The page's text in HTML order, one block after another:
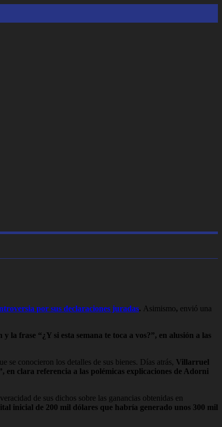
por sus declaraciones juradas. Asimismo, envió una
frase “¿Y si esta semana te toca a vos?”, en alusión a las
se conocieron los detalles de sus bienes. Días atrás, Villarruel
en clara referencia a las polémicas explicaciones de Adorni
de sus dichos sobre las ganancias obtenidas en
inicial de 200 mil dólares que habría generado unos 300 mil